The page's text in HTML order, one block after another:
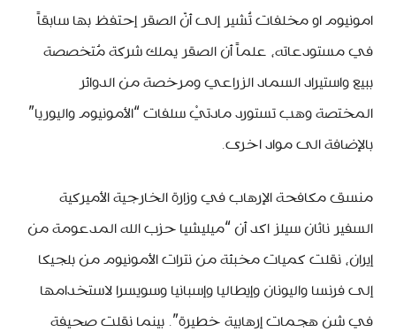
امونيوم او مخلفات تُشير إلى أنّ الصقر إحتفظ بها سابقاً
في مستودعاته، علماً أن الصقر يملك شركة مُتخصصة
ببيع واستيراد السماد الزراعي ومرخصة من الدوائر
المختصة وهب تستورد مادتيْ سلفات “الأمونيوم واليوريا”
بالإضافة الى مواد اخرى.
منسق مكافحة الإرهاب في وزارة الخارجية الأميركية
السفير ناثان سيلز اكد أن “ميليشيا حزب الله المدعومة من
إيران، نقلت كميات مخبئة من نترات الأمونيوم من بلجيكا
إلى فرنسا واليونان وإيطاليا وإسبانيا وسويسرا لاستخدامها
في شن هجمات إرهابية خطيرة”. بينما نقلت صحيفة